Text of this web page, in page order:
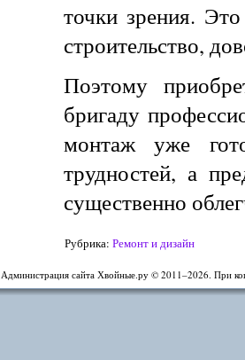
точки зрения.
строительство,
Поэтому
бригаду
монтаж уже
трудностей, а
существенно
Рубрика: Ремонт и дизайн
Администрация сайта Хвойные.ру © 2011–2026. При